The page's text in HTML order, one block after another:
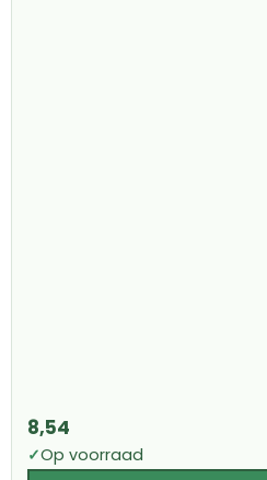
8,54
✓Op voorraad